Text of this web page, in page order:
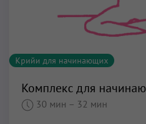
Крийи для начинающих
Комплекс для
30 мин – 32 мин